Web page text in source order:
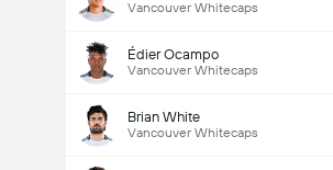
Vancouver Whitecaps
Édier Ocampo
Vancouver Whitecaps
Brian White
Vancouver Whitecaps